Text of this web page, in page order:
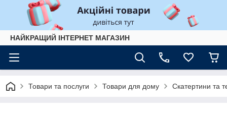
НАЙКРАЩИЙ ІНТЕРНЕТ МАГАЗИН
Товари та послуги Товари для дому Скатертини та